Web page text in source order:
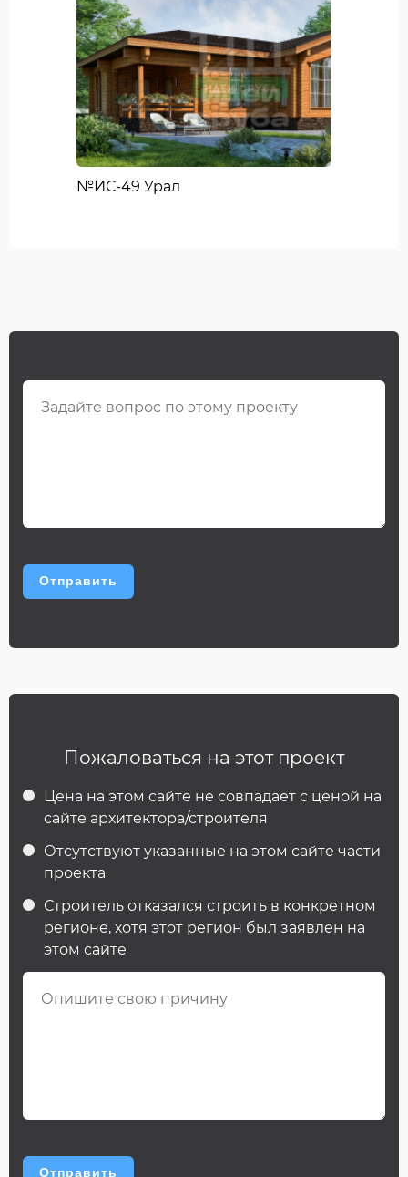
№ИС-49 Урал
Пожаловаться на этот проект
Цена на этом сайте не совпадает с ценой на
сайте архитектора/строителя
Отсутствуют указанные на этом сайте части
проекта
Строитель отказался строить в конкретном
регионе, хотя этот регион был заявлен на
этом сайте